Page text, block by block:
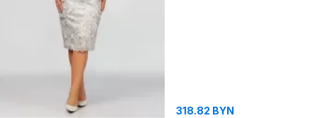
318.82 BYN